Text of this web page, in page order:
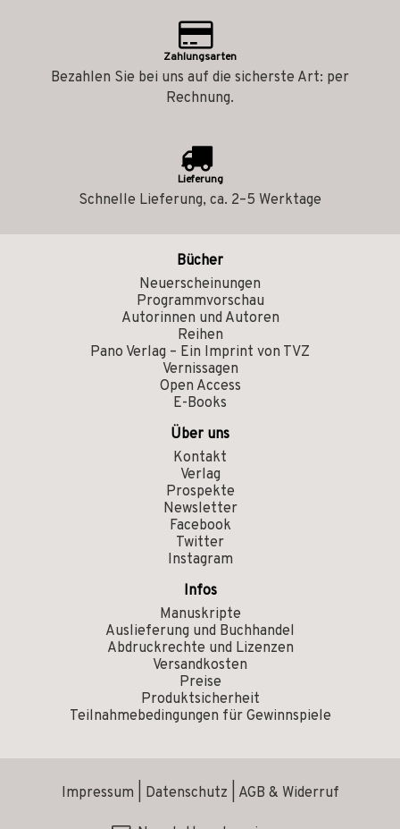
Zahlungsarten
Bezahlen Sie bei uns auf die sicherste Art: per
Rechnung.
Lieferung
Schnelle Lieferung, ca. 2–5 Werktage
Bücher
Neuerscheinungen
Programmvorschau
Autorinnen und Autoren
Reihen
Pano Verlag – Ein Imprint von TVZ
Vernissagen
Open Access
E-Books
Über uns
Kontakt
Verlag
Prospekte
Newsletter
Facebook
Twitter
Instagram
Infos
Manuskripte
Auslieferung und Buchhandel
Abdruckrechte und Lizenzen
Versandkosten
Preise
Produktsicherheit
Teilnahmebedingungen für Gewinnspiele
Impressum Datenschutz AGB & Widerruf